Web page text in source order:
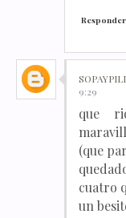
Responder
9:29
que
(que
cuatro
un